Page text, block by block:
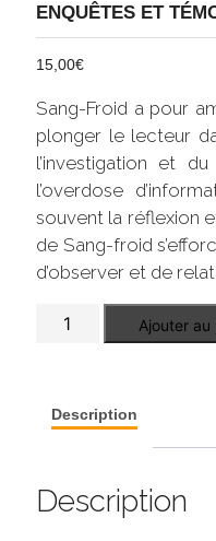
ENQUÊTES ET
15,00€
Sang-Froid a pour
plonger le lecteur
l’investigation et
l’overdose
souvent la réflexion
de Sang-froid
d’observer et de
Ajouter au
Description
Description